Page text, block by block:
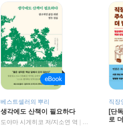
베스트셀러의 뿌리
생각에도 산책이 필요하다
도야마 시게히코 저/지소연 역
알에이치코리
직장
[단
로